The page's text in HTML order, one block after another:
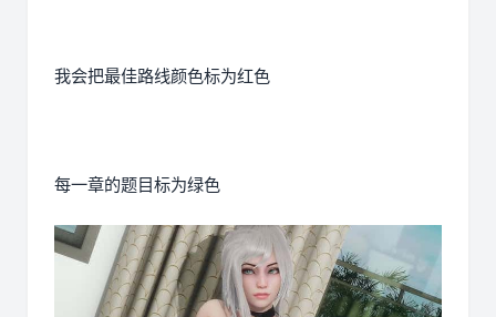
我会把最佳路线颜色标为红色
每一章的题目标为绿色